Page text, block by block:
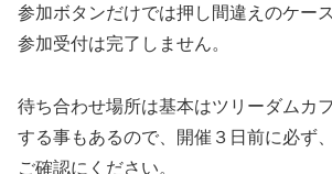
参加ボタンだけでは押し間違えのケー
参加受付は完了しません。
待ち合わせ場所は基本はツリーダムカ
する事もあるので、開催３日前に必ず、
ご確認にください。